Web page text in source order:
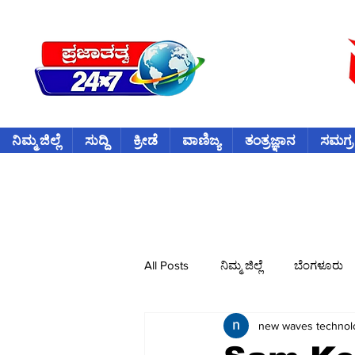
ನಿಮ್ಮ ಜಿಲ್ಲೆ ಸುದ್ದಿ ಕ್ರೀಡೆ ವಾಣಿಜ್ಯ ತಂತ್ರಜ್ಞಾನ
All Posts ನಿಮ್ಮ ಜಿಲ್ಲೆ ಬೆಂಗಳೂರು
ಕ್ರೀಡೆ ಕ್ರಿಕೆಟ್
new waves